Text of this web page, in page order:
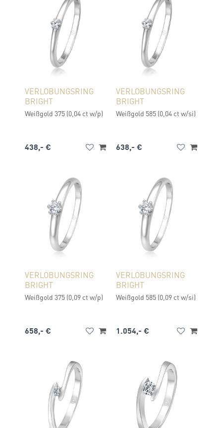
VERLOBUNGSRING
BRIGHT
Weißgold 375 (0,04 ct w/p)
438,- €
VERLOBUNGSRING
BRIGHT
Weißgold 585 (0,04 ct w/si)
638,- €
VERLOBUNGSRING
BRIGHT
Weißgold 375 (0,09 ct w/p)
658,- €
VERLOBUNGSRING
BRIGHT
Weißgold 585 (0,09 ct w/si)
1.054,- €